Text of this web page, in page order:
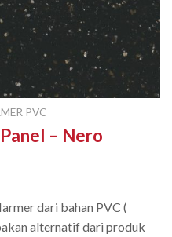
PVC
– Nero
dari bahan PVC (
alternatif dari produk